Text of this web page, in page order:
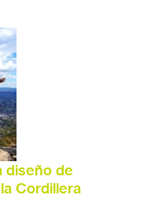
diseño de
Cordillera